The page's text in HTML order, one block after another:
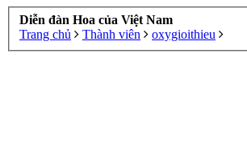
Diễn đàn Hoa của Việt Nam
Trang chủ
Thành viên oxygioithieu